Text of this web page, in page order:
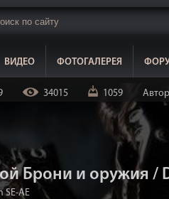
ВИДЕО ФОТОГАЛЕРЕЯ
34015 1059
Брони и оружия /
SE-AE